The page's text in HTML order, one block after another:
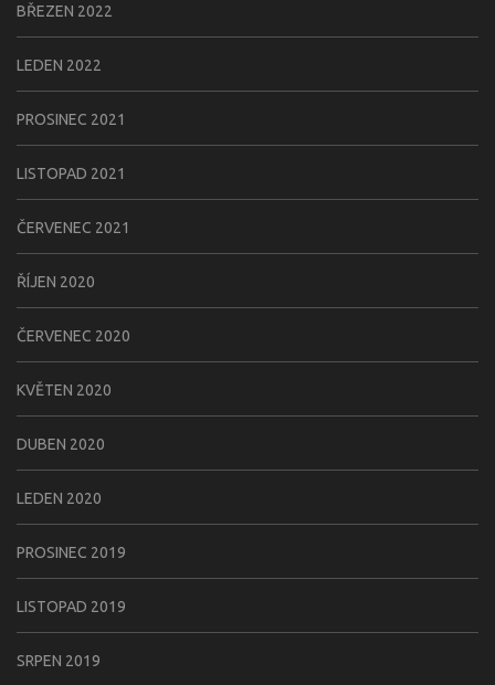
BŘEZEN 2022
LEDEN 2022
PROSINEC 2021
LISTOPAD 2021
ČERVENEC 2021
ŘÍJEN 2020
ČERVENEC 2020
KVĚTEN 2020
DUBEN 2020
LEDEN 2020
PROSINEC 2019
LISTOPAD 2019
SRPEN 2019